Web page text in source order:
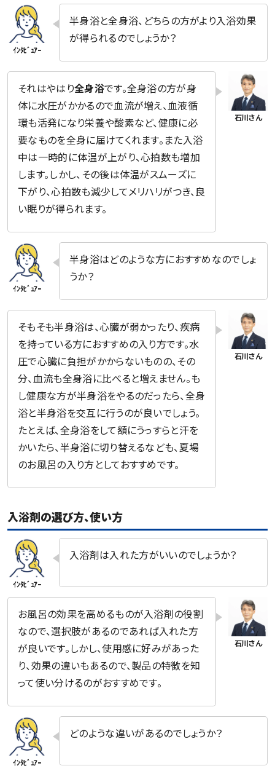
半身浴と全身浴、どちらの方がより入浴効果
が得られるのでしょうか？
それはやはり全身浴です。全身浴の方が身
体に水圧がかかるので血流が増え、血液循
環も活発になり栄養や酸素など、健康に必
要なものを全身に届けてくれます。また入浴
中は一時的に体温が上がり、心拍数も増加
します。しかし、その後は体温がスムーズに
下がり、心拍数も減少してメリハリがつき、良
い眠りが得られます。
半身浴はどのような方におすすめなのでしょ
うか？
そもそも半身浴は、心臓が弱かったり、疾病
を持っている方におすすめの入り方です。水
圧で心臓に負担がかからないものの、その
分、血流も全身浴に比べると増えません。も
し健康な方が半身浴をやるのだったら、全身
浴と半身浴を交互に行うのが良いでしょう。
たとえば、全身浴をして額にうっすらと汗を
かいたら、半身浴に切り替えるなども、夏場
のお風呂の入り方としておすすめです。
入浴剤の選び方、使い方
入浴剤は入れた方がいいのでしょうか？
お風呂の効果を高めるものが入浴剤の役割
なので、選択肢があるのであれば入れた方
が良いです。しかし、使用感に好みがあった
り、効果の違いもあるので、製品の特徴を知
って使い分けるのがおすすめです。
どのような違いがあるのでしょうか？